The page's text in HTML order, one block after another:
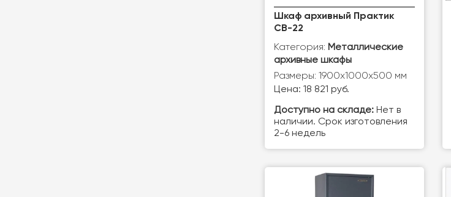
Шкаф архивный Практик
СВ-22
Категория: Металлические
архивные шкафы
Размеры: 1900x1000x500 мм
Цена: 18 821 руб.
Доступно на складе: Нет в
наличии. Срок изготовления
2-6 недель